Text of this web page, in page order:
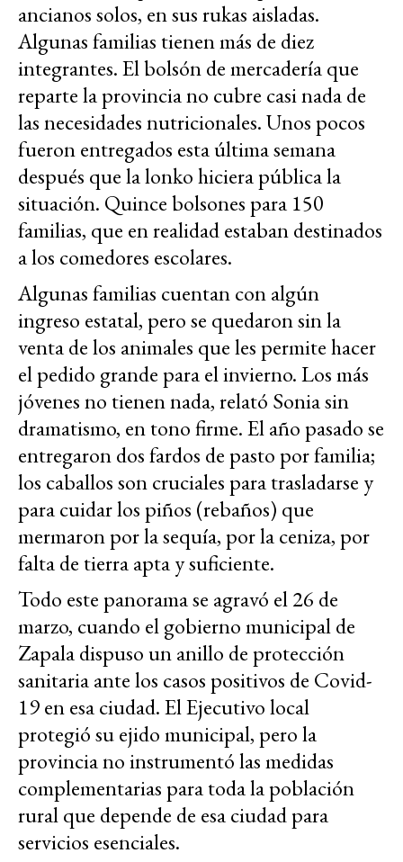
ancianos solos, en sus rukas aisladas.
Algunas familias tienen más de diez
integrantes. El bolsón de mercadería que
reparte la provincia no cubre casi nada de
las necesidades nutricionales. Unos pocos
fueron entregados esta última semana
después que la lonko hiciera pública la
situación. Quince bolsones para 150
familias, que en realidad estaban destinados
a los comedores escolares.
Algunas familias cuentan con algún
ingreso estatal, pero se quedaron sin la
venta de los animales que les permite hacer
el pedido grande para el invierno. Los más
jóvenes no tienen nada, relató Sonia sin
dramatismo, en tono firme. El año pasado se
entregaron dos fardos de pasto por familia;
los caballos son cruciales para trasladarse y
para cuidar los piños (rebaños) que
mermaron por la sequía, por la ceniza, por
falta de tierra apta y suficiente.
Todo este panorama se agravó el 26 de
marzo, cuando el gobierno municipal de
Zapala dispuso un anillo de protección
sanitaria ante los casos positivos de Covid-
19 en esa ciudad. El Ejecutivo local
protegió su ejido municipal, pero la
provincia no instrumentó las medidas
complementarias para toda la población
rural que depende de esa ciudad para
servicios esenciales.